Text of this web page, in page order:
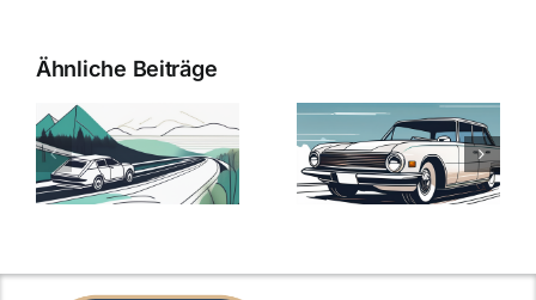
Ähnliche Beiträge
Versicherung:
Günstige Kfz-
Versicherungstarife
mit Top-
Kfz-
Die besten
Angebote im